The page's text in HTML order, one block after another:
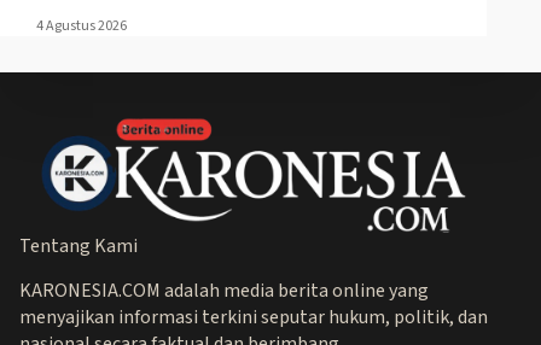
4 Agustus 2026
Tentang Kami
KARONESIA.COM adalah media berita online yang
menyajikan informasi terkini seputar hukum, politik, dan